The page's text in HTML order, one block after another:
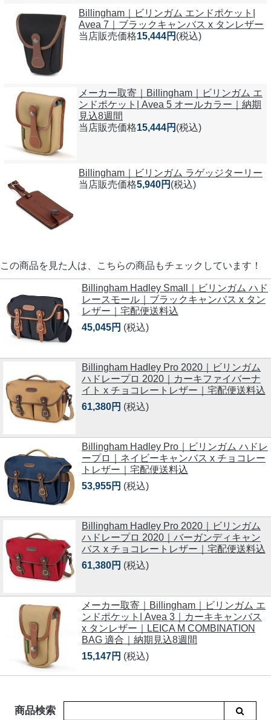
Billingham｜ビリンガム エンドポケット|
Avea 7｜ブラックキャンバス x タンレザー
当店販売価格15,444円 (税込)
メーカー取寄｜Billingham｜ビリンガム エ
ンドポケット| Avea 5 オールカラー｜納期
見込8週間
当店販売価格15,444円 (税込)
Billingham｜ビリンガム ラゲッジターリー
当店販売価格5,940円 (税込)
この商品を見た人は、こちらの商品もチェックしています！
Billingham Hadley Small｜ビリンガム ハド
レースモール｜ブラックキャンバス x タン
レザー｜宅配便送料込
45,045円 (税込)
Billingham Hadley Pro 2020｜ビリンガム
ハドレープロ 2020｜カーキファイバーナ
イト x チョコレートレザー｜宅配便送料込
61,380円 (税込)
Billingham Hadley Pro｜ビリンガム ハドレ
ープロ｜ネイビーキャンバス x チョコレー
トレザー｜宅配便送料込
53,955円 (税込)
Billingham Hadley Pro 2020｜ビリンガム
ハドレープロ 2020｜バーガンディキャン
バス x チョコレートレザー｜宅配便送料込
61,380円 (税込)
メーカー取寄｜Billingham｜ビリンガム エ
ンドポケット| Avea 3｜カーキキャンバス
x タンレザー｜LEICA M COMBINATION
BAG 適合｜納期見込8週間
15,147円 (税込)
商品検索